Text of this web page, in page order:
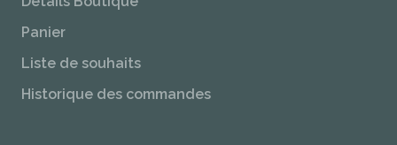
Panier
Liste de souhaits
Historique des commandes